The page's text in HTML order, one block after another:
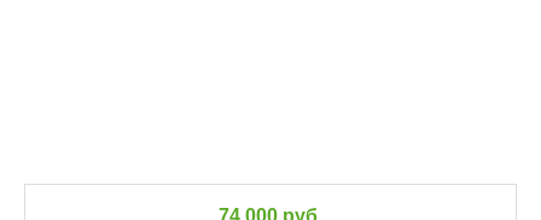
74 000 руб.